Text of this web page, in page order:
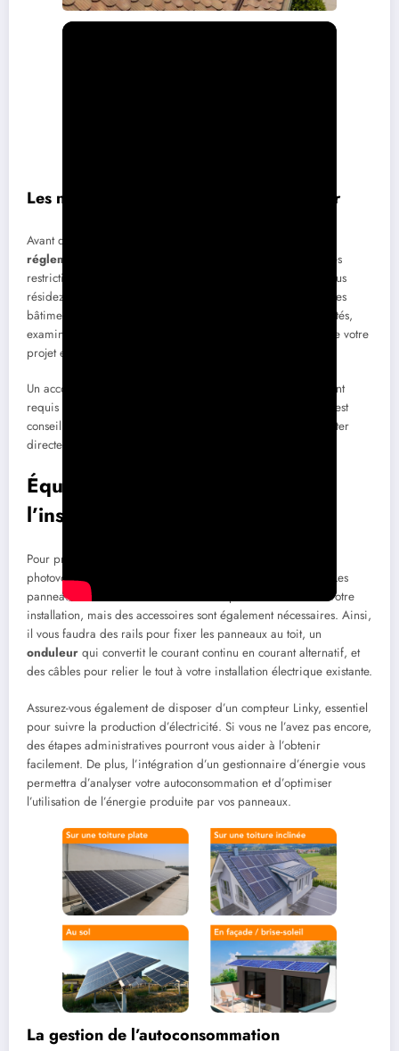
Les normes et réglementations à respecter
Avant d’entamer toute installation, informez-vous sur les
réglementations locales
. Certaines zones peuvent avoir des
restrictions imposées par les plans locaux d’urbanisme. Si vous
résidez dans un bâtiment classé, un accord des architectes des
bâtiments de France sera exigé. De plus, pour les copropriétés,
examinez le règlement de copropriété pour vous assurer que votre
projet est conforme aux règles établies.
Un accord préalable de travaux de votre mairie est également
requis pour la validation de votre projet. En cas de doute, il est
conseillé de consulter le site de votre commune ou de contacter
directement les autorités locales.
Équipements nécessaires à
l’installation
Pour procéder efficacement à l’installation de votre système
photovoltaïque, plusieurs équipements sont indispensables. Les
panneaux solaires sont bien entendu la pièce maîtresse de votre
installation, mais des accessoires sont également nécessaires. Ainsi,
il vous faudra des rails pour fixer les panneaux au toit, un
onduleur qui convertit le courant continu en courant alternatif, et
des câbles pour relier le tout à votre installation électrique existante.
Assurez-vous également de disposer d’un compteur Linky, essentiel
pour suivre la production d’électricité. Si vous ne l’avez pas encore,
des étapes administratives pourront vous aider à l’obtenir
facilement. De plus, l’intégration d’un gestionnaire d’énergie vous
permettra d’analyser votre autoconsommation et d’optimiser
l’utilisation de l’énergie produite par vos panneaux.
La gestion de l’autoconsommation